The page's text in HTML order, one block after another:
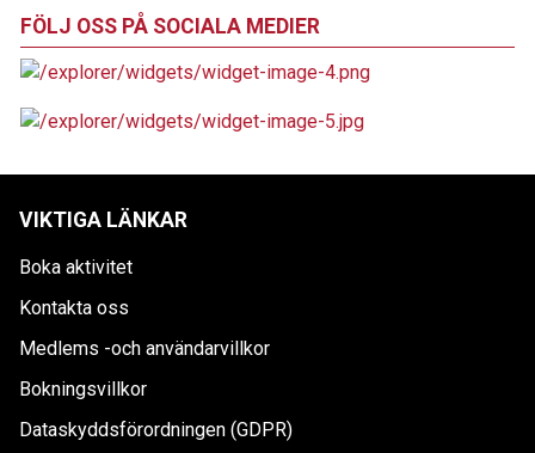
FÖLJ OSS PÅ SOCIALA MEDIER
VIKTIGA LÄNKAR
Boka aktivitet
Kontakta oss
Medlems -och användarvillkor
Bokningsvillkor
Dataskyddsförordningen (GDPR)